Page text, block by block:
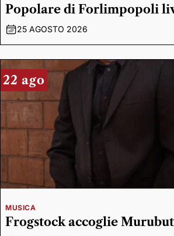
Popolare di Forlimpopoli
25 AGOSTO 2026
22 ago
MUSICA
Frogstock accoglie